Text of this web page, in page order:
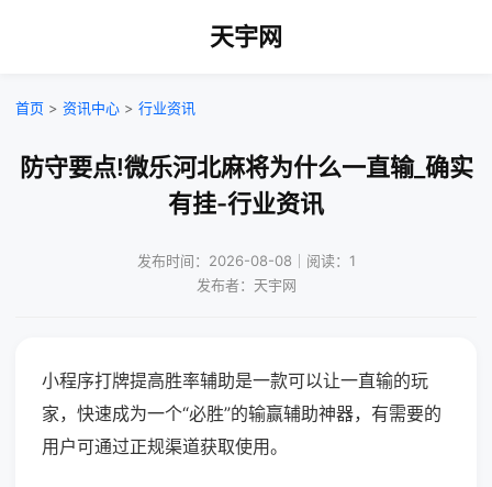
天宇网
首页 > 资讯中心 > 行业资讯
防守要点!微乐河北麻将为什么一直输_确实
有挂-行业资讯
发布时间：2026-08-08｜阅读：1
发布者：天宇网
小程序打牌提高胜率辅助是一款可以让一直输的玩
家，快速成为一个“必胜”的输赢辅助神器，有需要的
用户可通过正规渠道获取使用。